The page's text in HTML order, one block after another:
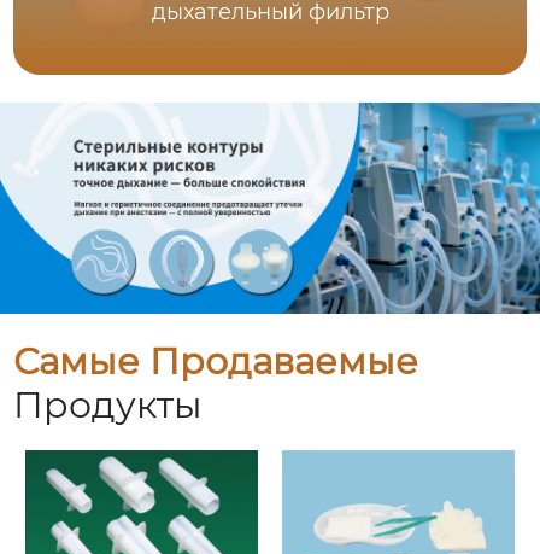
дыхательный фильтр
Самые Продаваемые
Продукты